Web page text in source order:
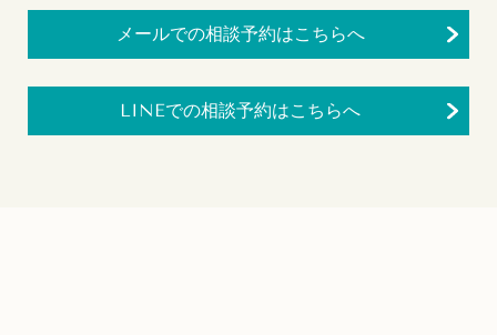
メールでの相談予約はこちらへ
LINEでの相談予約はこちらへ